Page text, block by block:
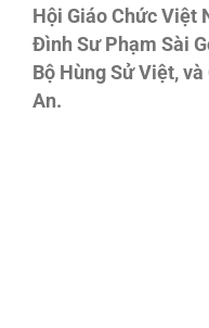
Hội Giáo Chức Việt
Đình Sư Phạm Sài
Bộ Hùng Sử Việt,
An.